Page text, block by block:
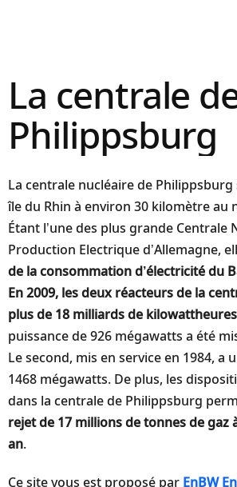
La centrale
Philippsburg
La centrale nucléaire de
île du Rhin à environ 30 kilomètre au
Étant l’une des plus grande Centrale
Production Electrique d’Allemagne,
de la consommation d’électricité du
En 2009, les deux réacteurs de la
plus de 18 milliards de kilowattheures
puissance de 926 mégawatts a été
Le second, mis en service en 1984, a
1468 mégawatts. De plus, les
dans la centrale de Philippsburg
rejet de 17 millions de tonnes de gaz
an.
Ce site vous est proposé par EnBW